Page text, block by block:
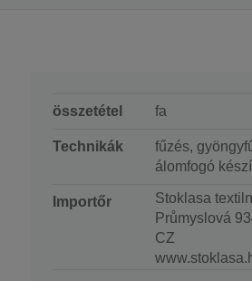
összetétel fa
Technikák
fűzés,
álomfogó
Importőr
Stoklasa
Průmyslová
CZ